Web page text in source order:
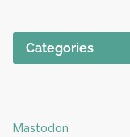
Categories
Mastodon